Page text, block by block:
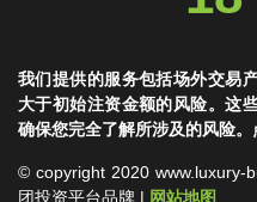
我们提供的服务包括场外交易
大于初始注资金额的风险。这
确保您完全了解所涉及的风险。
© copyright 2020 www.luxury-
团投资平台品牌 | 网站地图